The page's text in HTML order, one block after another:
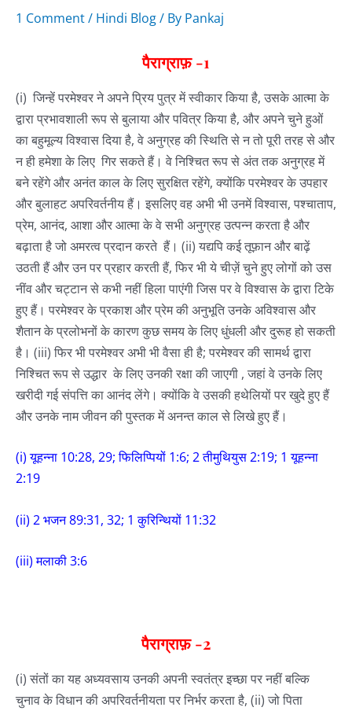
1 Comment/ Hindi Blog/ By Pankaj
पैराग्राफ़-1
(i) जिन्हें परमेश्वर ने अपने प्रिय पुत्र में स्वीकार किया है, उसके आत्मा के
द्वारा प्रभावशाली रूप से बुलाया और पवित्र किया है, और अपने चुने हुओं
का बहुमूल्य विश्वास दिया है, वे अनुग्रह की स्थिति से न तो पूरी तरह से और
न ही हमेशा के लिए गिर सकते हैं। वे निश्चित रूप से अंत तक अनुग्रह में
बने रहेंगे और अनंत काल के लिए सुरक्षित रहेंगे, क्योंकि परमेश्वर के उपहार
और बुलाहट अपरिवर्तनीय हैं। इसलिए वह अभी भी उनमें विश्वास, पश्चाताप,
प्रेम, आनंद, आशा और आत्मा के वे सभी अनुग्रह उत्पन्न करता है और
बढ़ाता है जो अमरत्व प्रदान करते हैं। (ii) यद्यपि कई तूफ़ान और बाढ़ें
उठती हैं और उन पर प्रहार करती हैं, फिर भी ये चीज़ें चुने हुए लोगों को उस
नींव और चट्टान से कभी नहीं हिला पाएंगी जिस पर वे विश्वास के द्वारा टिके
हुए हैं। परमेश्वर के प्रकाश और प्रेम की अनुभूति उनके अविश्वास और
शैतान के प्रलोभनों के कारण कुछ समय के लिए धुंधली और दुरूह हो सकती
है। (iii) फिर भी परमेश्वर अभी भी वैसा ही है; परमेश्वर की सामर्थ द्वारा
निश्चित रूप से उद्धार के लिए उनकी रक्षा की जाएगी , जहां वे उनके लिए
खरीदी गई संपत्ति का आनंद लेंगे। क्योंकि वे उसकी हथेलियों पर खुदे हुए हैं
और उनके नाम जीवन की पुस्तक में अनन्त काल से लिखे हुए हैं।
(i) यूहन्ना 10:28, 29; फिलिप्पियों 1:6; 2 तीमुथियुस 2:19; 1 यूहन्ना
2:19
(ii) 2 भजन 89:31, 32; 1 कुरिन्थियों 11:32
(iii) मलाकी 3:6
पैराग्राफ़-2
(i) संतों का यह अध्यवसाय उनकी अपनी स्वतंत्र इच्छा पर नहीं बल्कि
चुनाव के विधान की अपरिवर्तनीयता पर निर्भर करता है, (ii) जो पिता